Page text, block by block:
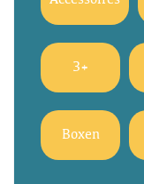
3+
Boxen